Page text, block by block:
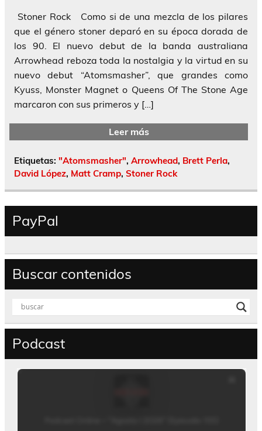
Stoner Rock Como si de una mezcla de los pilares
que el género stoner deparó en su época dorada de
los 90. El nuevo debut de la banda australiana
Arrowhead reboza toda la nostalgia y la virtud en su
nuevo debut “Atomsmasher”, que grandes como
Kyuss, Monster Magnet o Queens Of The Stone Age
marcaron con sus primeros y […]
Leer más
Etiquetas: "Atomsmasher", Arrowhead, Brett Perla,
David López, Matt Cramp, Stoner Rock
PayPal
Buscar contenidos
Podcast